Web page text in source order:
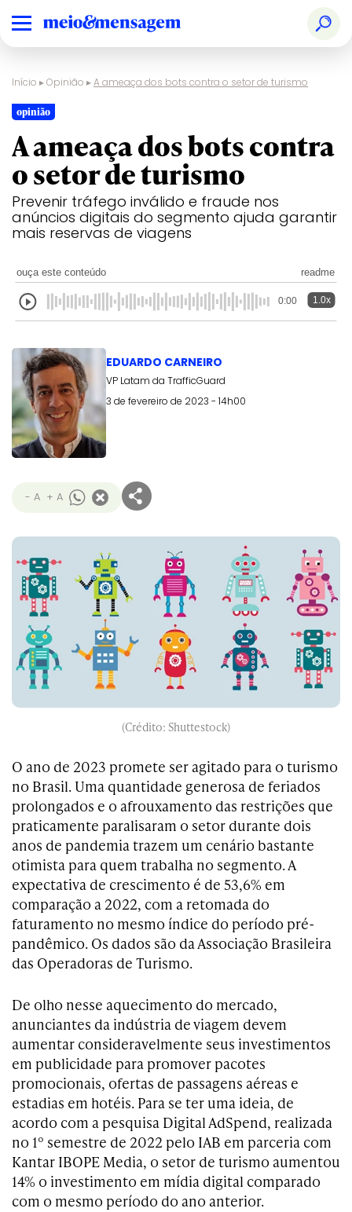
Início ▸Opinião ▸A ameaça dos bots contra o setor de turismo
opinião
A ameaça dos bots contra
o setor de turismo
Prevenir tráfego inválido e fraude nos
anúncios digitais do segmento ajuda garantir
mais reservas de viagens
ouça este conteúdo readme
0:00 1.0x
EDUARDO CARNEIRO
VP Latam da TrafficGuard
3 de fevereiro de 2023 - 14h00
- A + A
(Crédito: Shuttestock)
O ano de 2023 promete ser agitado para o turismo
no Brasil. Uma quantidade generosa de feriados
prolongados e o afrouxamento das restrições que
praticamente paralisaram o setor durante dois
anos de pandemia trazem um cenário bastante
otimista para quem trabalha no segmento. A
expectativa de crescimento é de 53,6% em
comparação a 2022, com a retomada do
faturamento no mesmo índice do período pré-
pandêmico. Os dados são da Associação Brasileira
das Operadoras de Turismo.
De olho nesse aquecimento do mercado,
anunciantes da indústria de viagem devem
aumentar consideravelmente seus investimentos
em publicidade para promover pacotes
promocionais, ofertas de passagens aéreas e
estadias em hotéis. Para se ter uma ideia, de
acordo com a pesquisa Digital AdSpend, realizada
no 1º semestre de 2022 pelo IAB em parceria com
Kantar IBOPE Media, o setor de turismo aumentou
14% o investimento em mídia digital comparado
com o mesmo período do ano anterior.